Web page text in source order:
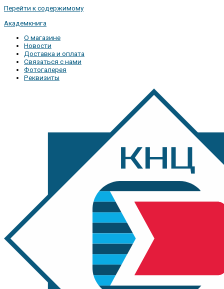
Перейти к содержимому
Академкнига
О магазине
Новости
Доставка и оплата
Связаться с нами
Фотогалерея
Реквизиты